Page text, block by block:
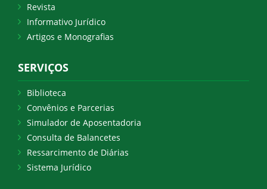
Revista
Informativo Jurídico
Artigos e Monografias
SERVIÇOS
Biblioteca
Convênios e Parcerias
Simulador de Aposentadoria
Consulta de Balancetes
Ressarcimento de Diárias
Sistema Jurídico